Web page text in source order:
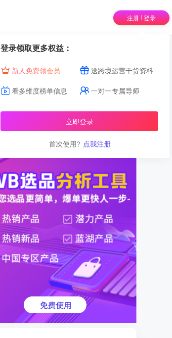
注册 | 登录
登录领取更多权益：
新人免费领会员 送跨境运营干货资料
看多维度榜单信息 一对一专属导师
立即登录
首次使用? 点我注册